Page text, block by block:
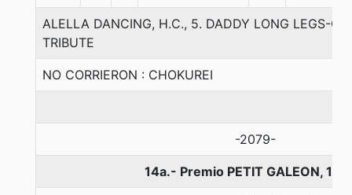
ALELLA DANCING, H.C., 5. DADDY LONG LEGS-
TRIBUTE
NO CORRIERON : CHOKUREI
-2079-
14a.- Premio PETIT GALEON,